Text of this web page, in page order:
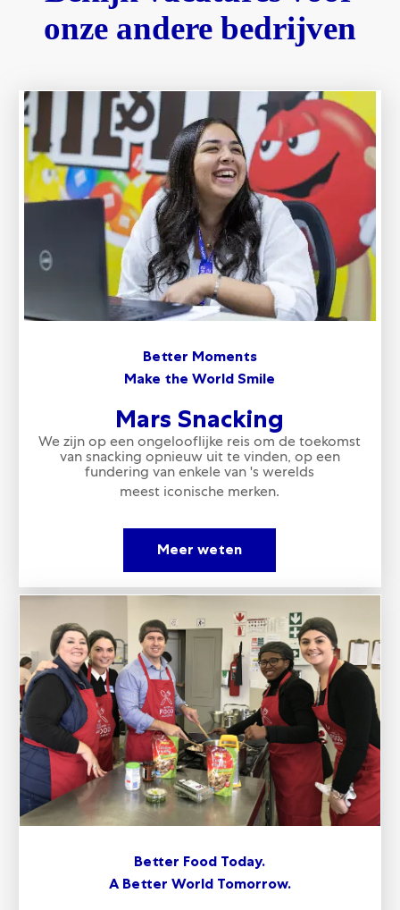
onze andere bedrijven
Better Moments
Make the World Smile
Mars Snacking
We zijn op een ongelooflijke reis om de toekomst
van snacking opnieuw uit te vinden, op een
fundering van enkele van 's werelds
meest iconische merken.
Meer weten
Better Food Today.
A Better World Tomorrow.